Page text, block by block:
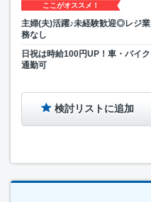
ここがオススメ！
主婦(夫)活躍♪未経験歓迎◎レジ業
務なし
日祝は時給100円UP！車・バイク
通勤可
検討リストに追加